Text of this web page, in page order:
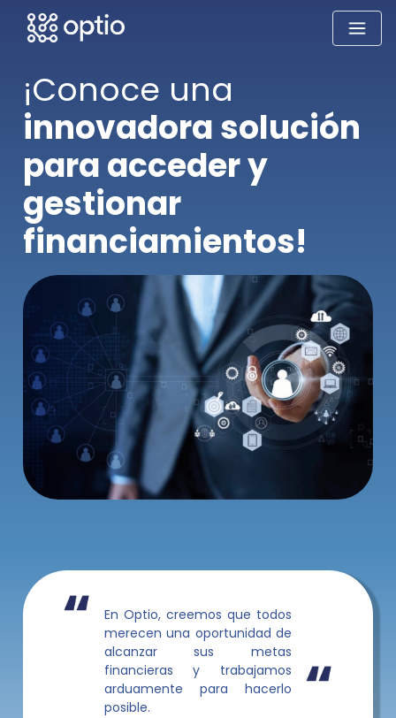
¡Conoce una
innovadora solución
para acceder y
gestionar
financiamientos!
En Optio, creemos que todos
merecen una oportunidad de
alcanzar sus metas
financieras y trabajamos
arduamente para hacerlo
posible.